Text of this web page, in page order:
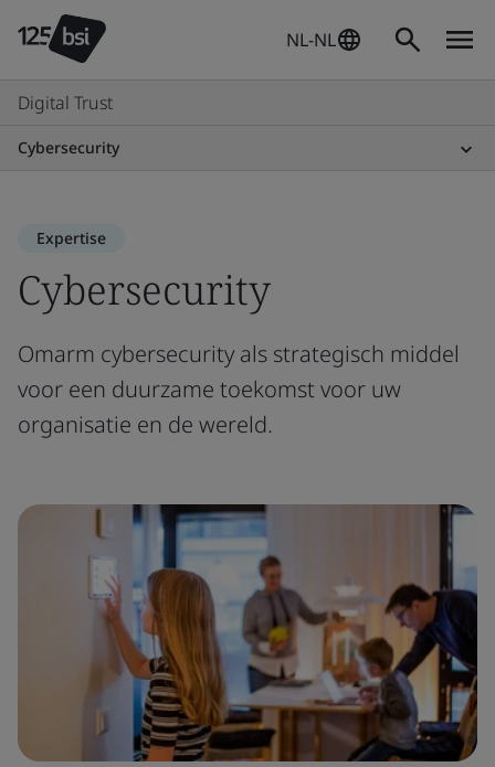
NL-NL
Digital Trust
Cybersecurity
Expertise
Cybersecurity
Omarm cybersecurity als strategisch middel
voor een duurzame toekomst voor uw
organisatie en de wereld.